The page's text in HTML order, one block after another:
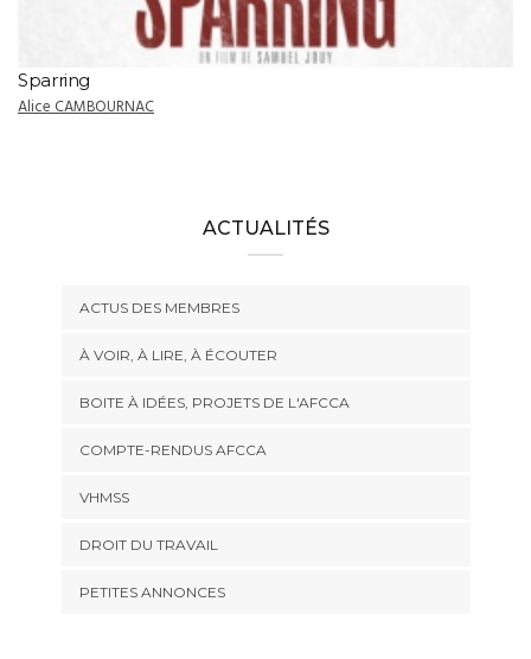
Sparring
Alice CAMBOURNAC
ACTUALITÉS
ACTUS DES MEMBRES
À VOIR, À LIRE, À ÉCOUTER
BOITE À IDÉES, PROJETS DE L'AFCCA
COMPTE-RENDUS AFCCA
VHMSS
DROIT DU TRAVAIL
PETITES ANNONCES